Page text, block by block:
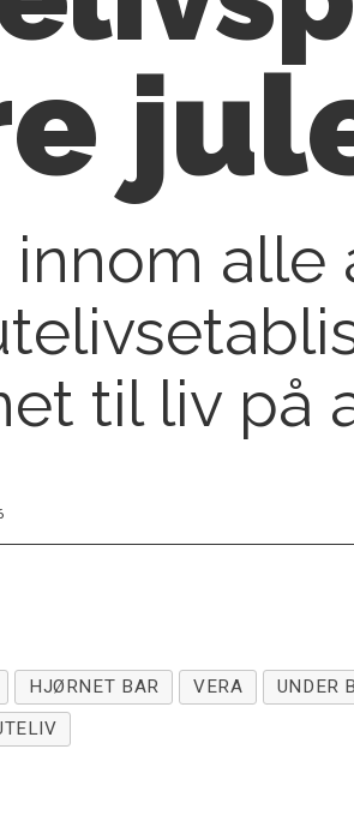
innom alle
til liv på
HJØRNET BAR VERA UNDER